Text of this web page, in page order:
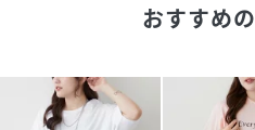
・スタッフコーディネートや店
※キャンペーンやフェアにより
ます。
おすすめ